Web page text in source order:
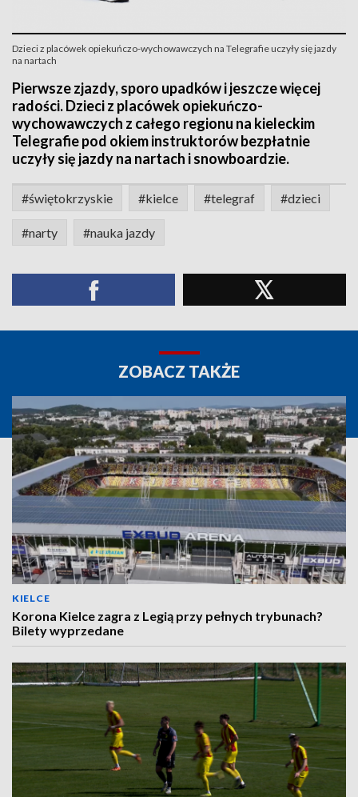
Dzieci z placówek opiekuńczo-wychowawczych na Telegrafie uczyły się jazdy
na nartach
Pierwsze zjazdy, sporo upadków i jeszcze więcej
radości. Dzieci z placówek opiekuńczo-
wychowawczych z całego regionu na kieleckim
Telegrafie pod okiem instruktorów bezpłatnie
uczyły się jazdy na nartach i snowboardzie.
#świętokrzyskie #kielce #telegraf #dzieci
#narty #nauka jazdy
ZOBACZ TAKŻE
KIELCE
Korona Kielce zagra z Legią przy pełnych trybunach?
Bilety wyprzedane